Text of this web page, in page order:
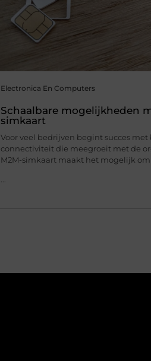
Electronica En Computers
Schaalbare mogelijkheden
simkaart
Voor veel bedrijven begint succes
connectiviteit die meegroeit met de
M2M-simkaart maakt het mogelijk
...